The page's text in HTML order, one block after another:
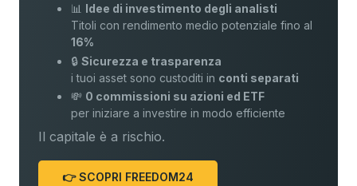
📊 Idee di investimento degli analisti
Titoli con rendimento medio potenziale fino al
16%
🔒Sicurezza e trasparenza
i tuoi asset sono custoditi in conti separati
💸 0 commissioni su azioni ed ETF
per iniziare a investire in modo efficiente
Il capitale è a rischio.
👉 SCOPRI FREEDOM24